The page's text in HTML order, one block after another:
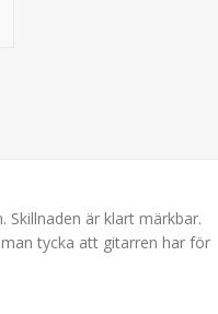
är klart märkbar.
tycka att gitarren har för